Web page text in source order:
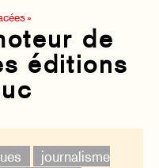
»
de
éditions
journalisme